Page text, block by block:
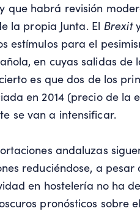
que habrá revisión
la propia Junta. El Brexit
estímulos para el
en cuyas salidas de
es que dos de los
en 2014 (precio de la
se van a intensificar.
andaluzas
reduciéndose, a
en hostelería no ha
pronósticos sobre